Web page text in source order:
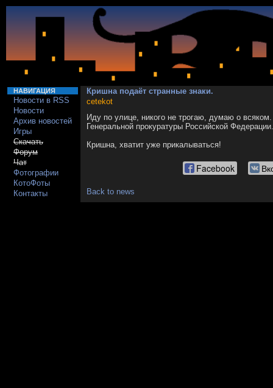
НАВИГАЦИЯ
Новости в RSS
Новости
Архив новостей
Игры
Скачать
Форум
Чат
Фотографии
КотоФоты
Контакты
Кришна подаёт странные знаки.
cetekot
Иду по улице, никого не трогаю, думаю о
Генеральной прокуратуры Российской Федерации.
Кришна, хватит уже прикалываться!
Facebook
Back to news